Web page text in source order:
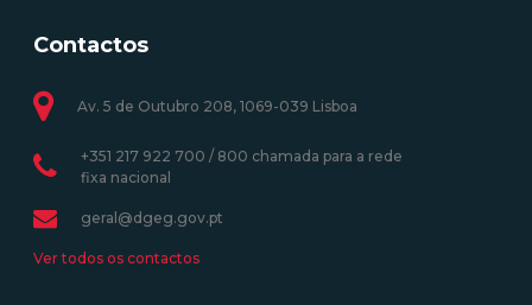
Contactos
Av. 5 de Outubro 208, 1069-039 Lisboa
+351 217 922 700 / 800 chamada para a rede
fixa nacional
geral@dgeg.gov.pt
Ver todos os contactos